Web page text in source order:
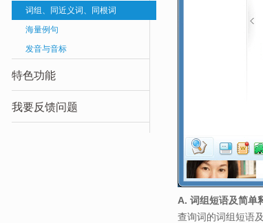
词组、同近义词、同根词
海量例句
发音与音标
特色功能
我要反馈问题
A. 词组短语及简单
查询词的词组短语